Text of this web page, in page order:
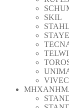
SKIL